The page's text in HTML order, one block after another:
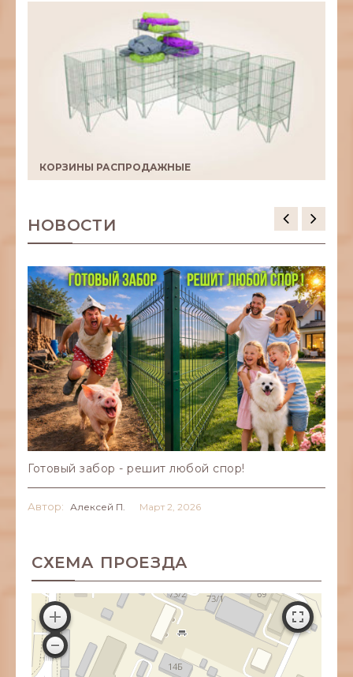
КОРЗИНЫ РАСПРОДАЖНЫЕ
НОВОСТИ
Готовый забор - решит любой спор!
Автор: Алексей П. Март2, 2026
СХЕМА ПРОЕЗДА